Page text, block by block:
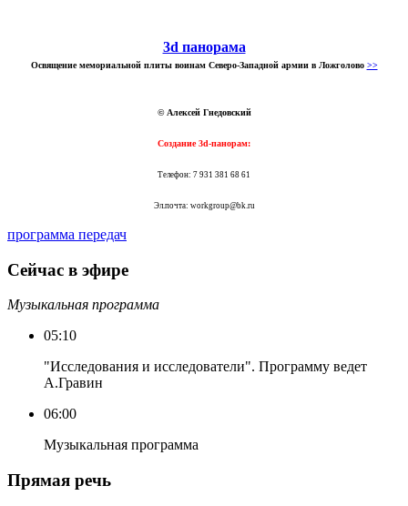
3d панорама
Освящение мемориальной плиты воинам Северо-Западной армии в Ложголово >>
© Алексей Гнедовский
Создание 3d-панорам:
Телефон: 7 931 381 68 61
Эл.почта: workgroup@bk.ru
программа передач
Сейчас в эфире
Музыкальная программа
05:10
"Исследования и исследователи". Программу ведет
А.Гравин
06:00
Музыкальная программа
Прямая речь